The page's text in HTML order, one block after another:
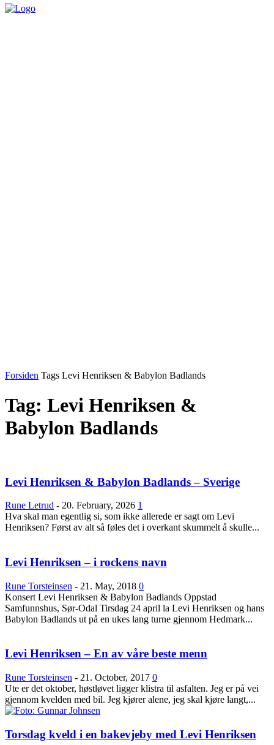
om? Dust of Daylight er på mange måter en nisjeblogg, så
fokuserer på. På den måten slipper både du og vi å kaste bort
tid.
Musikken din passer inn. Kult! Send oss en epost på
review@musikkbloggen.no .
Den bør som MINIMUM inneholde følgende:
osv.
måttelete etter musikken din. Og uten å måtte logge
inn…
(gode eksempler er f.eks Soundcloud og YouTube.
Dårlige er Spotify og Tidal.)
Platen som nedlastbar MP3
av de andre hundrevis av fildelingsverktøyene som
finnes. En stream på Soundcloud er fint, men vi vil
Forsiden Tags Levi Henriksen & Babylon Badlands
Tag: Levi Henriksen &
Babylon Badlands
Levi Henriksen & Babylon Badlands – Sverige
Rune Letrud - 20. February, 2026 1
Hva skal man egentlig si, som ikke allerede er sagt om Levi
Henriksen? Først av alt så føles det i overkant skummelt å skulle...
Levi Henriksen – i rockens navn
Rune Torsteinsen - 21. May, 2018 0
Konsert Levi Henriksen & Babylon Badlands Oppstad
Samfunnshus, Sør-Odal Tirsdag 24 april la Levi Henriksen og hans
Babylon Badlands ut på en ukes lang turne gjennom Hedmark...
Levi Henriksen – En av våre beste menn
Rune Torsteinsen - 21. October, 2017 0
Ute er det oktober, høstløvet ligger klistra til asfalten. Jeg er på vei
gjennom kvelden med bil. Jeg kjører alene, jeg skal kjøre langt,...
Torsdag kveld i en bakevjeby med Levi Henriksen